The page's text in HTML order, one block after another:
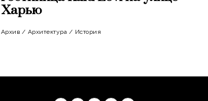
Харью
Архив / Архитектура / История